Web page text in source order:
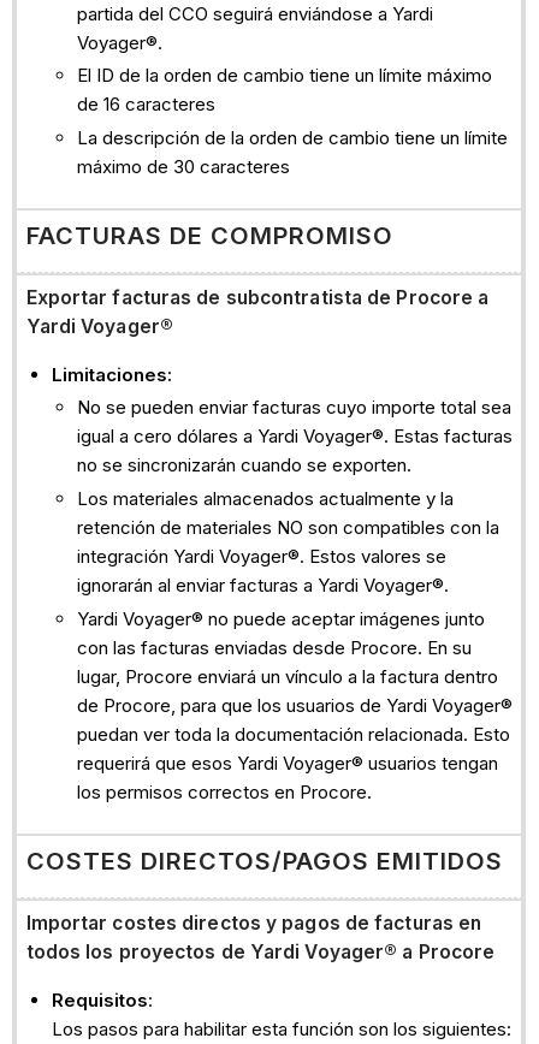
partida del CCO seguirá enviándose a Yardi
Voyager®.
El ID de la orden de cambio tiene un límite máximo
de 16 caracteres
La descripción de la orden de cambio tiene un límite
máximo de 30 caracteres
FACTURAS DE COMPROMISO
Exportar facturas de subcontratista de Procore a
Yardi Voyager®
Limitaciones:
No se pueden enviar facturas cuyo importe total sea
igual a cero dólares a Yardi Voyager®. Estas facturas
no se sincronizarán cuando se exporten.
Los materiales almacenados actualmente y la
retención de materiales NO son compatibles con la
integración Yardi Voyager®. Estos valores se
ignorarán al enviar facturas a Yardi Voyager®.
Yardi Voyager® no puede aceptar imágenes junto
con las facturas enviadas desde Procore. En su
lugar, Procore enviará un vínculo a la factura dentro
de Procore, para que los usuarios de Yardi Voyager®
puedan ver toda la documentación relacionada. Esto
requerirá que esos Yardi Voyager® usuarios tengan
los permisos correctos en Procore.
COSTES DIRECTOS/PAGOS EMITIDOS
Importar costes directos y pagos de facturas en
todos los proyectos de Yardi Voyager® a Procore
Requisitos:
Los pasos para habilitar esta función son los siguientes: